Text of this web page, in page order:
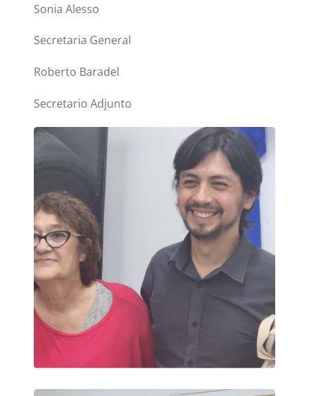
Sonia Alesso
Secretaria General
Roberto Baradel
Secretario Adjunto